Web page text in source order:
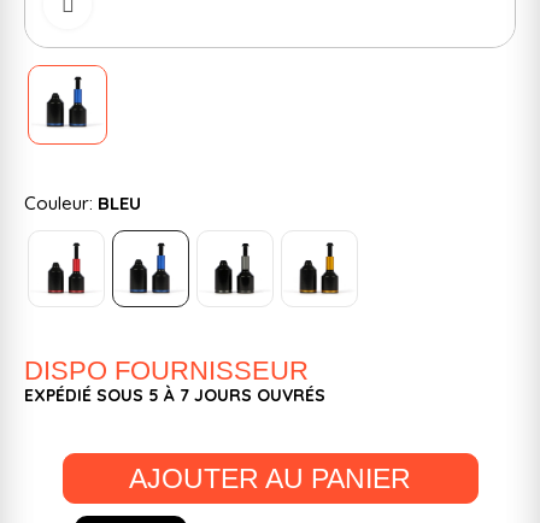
Couleur: BLEU
DISPO FOURNISSEUR
EXPÉDIÉ SOUS 5 À 7 JOURS OUVRÉS
AJOUTER AU PANIER